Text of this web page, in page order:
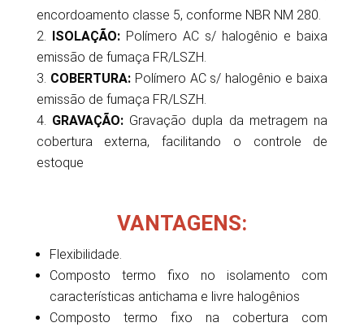
encordoamento classe 5, conforme NBR NM 280.
ISOLAÇÃO: Polímero AC s/ halogênio e baixa
emissão de fumaça FR/LSZH.
COBERTURA: Polímero AC s/ halogênio e baixa
emissão de fumaça FR/LSZH.
GRAVAÇÃO: Gravação dupla da metragem na
cobertura externa, facilitando o controle de
estoque
VANTAGENS:
Flexibilidade.
Composto termo fixo no isolamento com
características antichama e livre halogênios
Composto termo fixo na cobertura com